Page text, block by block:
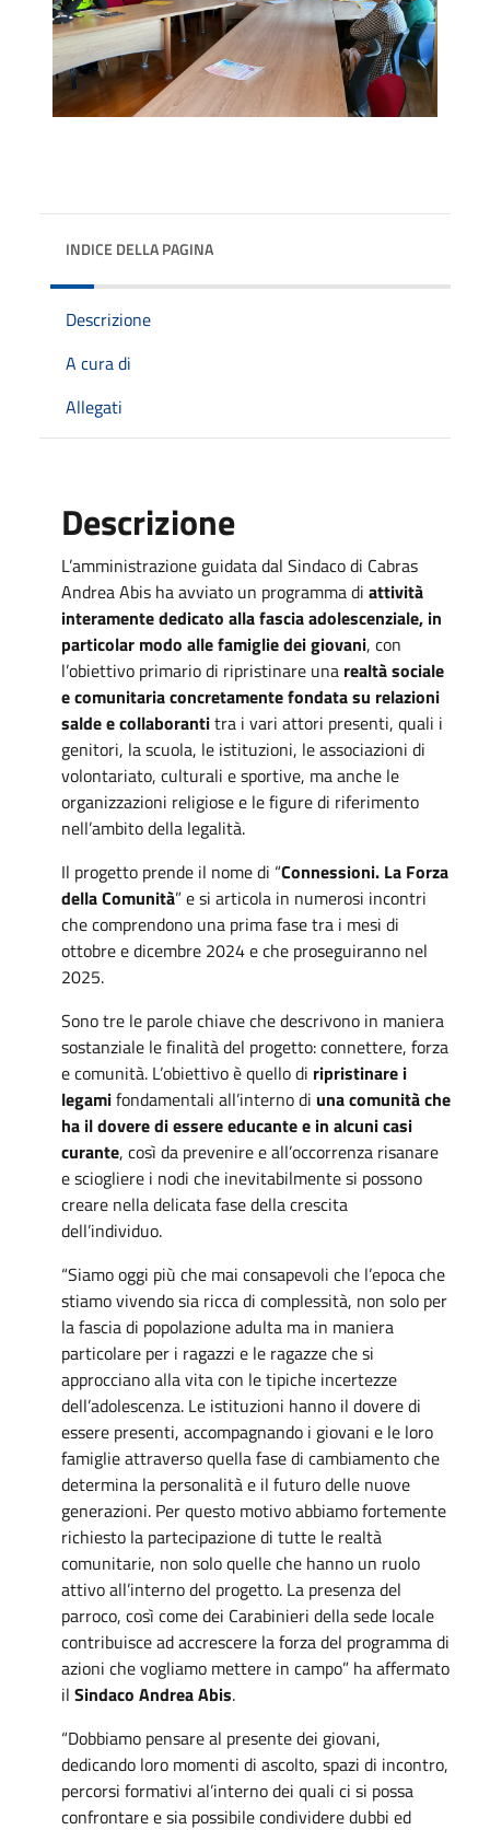
INDICE DELLA PAGINA
Descrizione
A cura di
Allegati
Descrizione
L’amministrazione guidata dal Sindaco di Cabras
Andrea Abis ha avviato un programma di attività
interamente dedicato alla fascia adolescenziale, in
particolar modo alle famiglie dei giovani, con
l’obiettivo primario di ripristinare una realtà sociale
e comunitaria concretamente fondata su relazioni
salde e collaborantitra i vari attori presenti, quali i
genitori, la scuola, le istituzioni, le associazioni di
volontariato, culturali e sportive, ma anche le
organizzazioni religiose e le figure di riferimento
nell’ambito della legalità.
Il progetto prende il nome di “Connessioni. La Forza
della Comunità” e si articola in numerosi incontri
che comprendono una prima fase tra i mesi di
ottobre e dicembre 2024 e che proseguiranno nel
2025.
Sono tre le parole chiave che descrivono in maniera
sostanziale le finalità del progetto: connettere, forza
e comunità. L’obiettivo è quello di ripristinare i
legamifondamentali all’interno di una comunità che
ha il dovere di essere educante e in alcuni casi
curante, così da prevenire e all’occorrenza risanare
e sciogliere i nodi che inevitabilmente si possono
creare nella delicata fase della crescita
dell’individuo.
“Siamo oggi più che mai consapevoli che l’epoca che
stiamo vivendo sia ricca di complessità, non solo per
la fascia di popolazione adulta ma in maniera
particolare per i ragazzi e le ragazze che si
approcciano alla vita con le tipiche incertezze
dell’adolescenza. Le istituzioni hanno il dovere di
essere presenti, accompagnando i giovani e le loro
famiglie attraverso quella fase di cambiamento che
determina la personalità e il futuro delle nuove
generazioni. Per questo motivo abbiamo fortemente
richiesto la partecipazione di tutte le realtà
comunitarie, non solo quelle che hanno un ruolo
attivo all’interno del progetto. La presenza del
parroco, così come dei Carabinieri della sede locale
contribuisce ad accrescere la forza del programma di
azioni che vogliamo mettere in campo” ha affermato
il Sindaco Andrea Abis.
“Dobbiamo pensare al presente dei giovani,
dedicando loro momenti di ascolto, spazi di incontro,
percorsi formativi al’interno dei quali ci si possa
confrontare e sia possibile condividere dubbi ed